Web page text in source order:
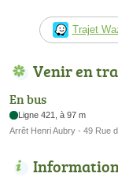
Trajet
Venir en
En bus
Ligne 421, à 97 m
Arrêt Henri Aubry - 49 Rue